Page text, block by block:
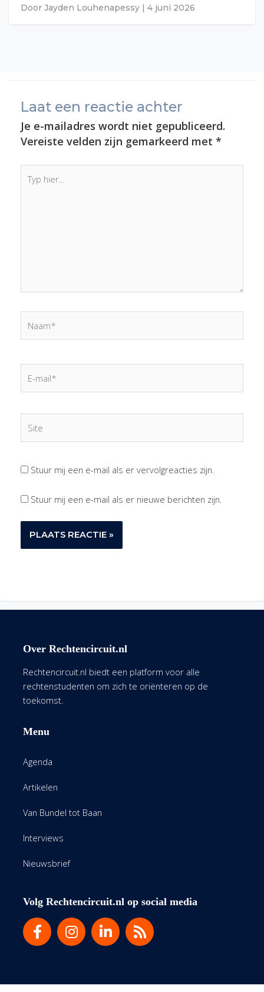
Door Jayden Louhenapessy | 4 juni 2026
Laat een reactie achter
Je e-mailadres wordt niet gepubliceerd.
Vereiste velden zijn gemarkeerd met *
hier...
mail*
Stuur mij een e-mail als er vervolgreacties zijn.
Stuur mij een e-mail als er nieuwe berichten zijn.
Over Rechtencircuit.nl
Rechtencircuit.nl biedt een platform voor alle
rechtenstudenten om zich te oriënteren op de
toekomst.
Menu
Agenda
Artikelen
Van Bundel tot Baan
Interviews
Nieuwsbrief
Volg Rechtencircuit.nl op social media